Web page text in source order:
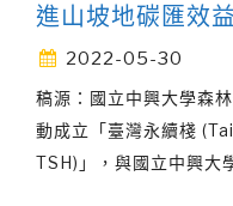
進山坡地碳匯效
2022-05-30
稿源：國立中興大學森
動成立「臺灣永續棧
TSH)」，與國立中興大